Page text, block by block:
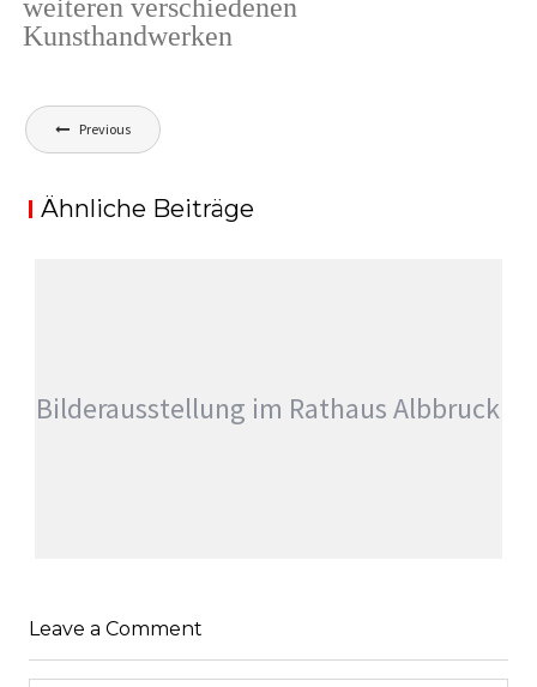
weiteren verschiedenen
Kunsthandwerken
Beitragsnavigation
Previous
Ähnliche Beiträge
Bilderausstellung im Rathaus Albbruck
Leave a Comment